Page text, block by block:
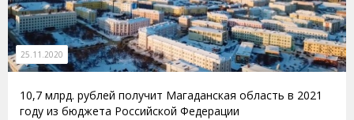
25.11.2020
10,7 млрд. рублей получит Магаданская область в 2021
году из бюджета Российской Федерации